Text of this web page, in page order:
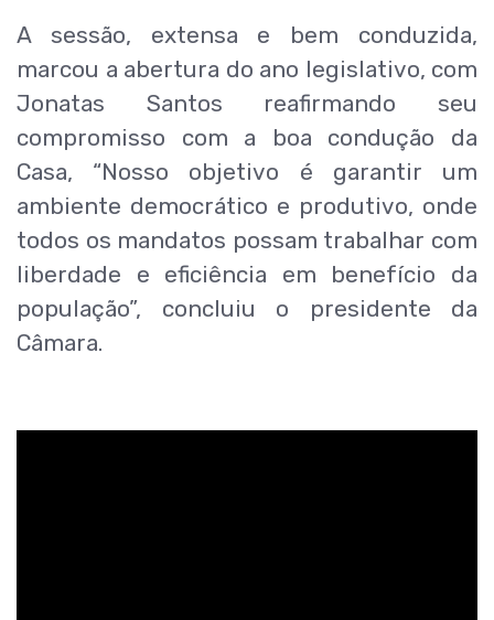
A sessão, extensa e bem conduzida,
marcou a abertura do ano legislativo, com
Jonatas Santos reafirmando seu
compromisso com a boa condução da
Casa, “Nosso objetivo é garantir um
ambiente democrático e produtivo, onde
todos os mandatos possam trabalhar com
liberdade e eficiência em benefício da
população”, concluiu o presidente da
Câmara.